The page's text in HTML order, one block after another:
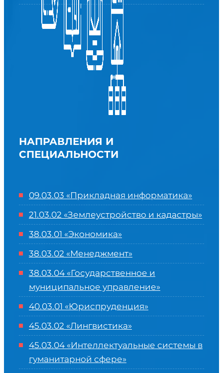
НАПРАВЛЕНИЯ И
СПЕЦИАЛЬНОСТИ
09.03.03 «Прикладная информатика»
21.03.02 «Землеустройство и кадастры»
38.03.01 «Экономика»
38.03.02 «Менеджмент»
38.03.04 «Государственное и
муниципальное управление»
40.03.01 «Юриспруденция»
45.03.02 «Лингвистика»
45.03.04 «Интеллектуальные системы в
гуманитарной сфере»